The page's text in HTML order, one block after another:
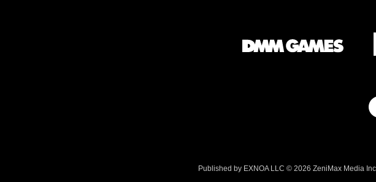
Published by EXNOA LLC © 2026 ZeniMax Media